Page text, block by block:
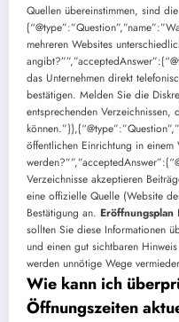
Quellen übereinstimmen, sind
mehreren Websites
das Unternehmen direkt
bestätigen. Melden Sie die
entsprechenden
öffentlichen Einrichtung in einem
Verzeichnisse akzeptieren
eine offizielle Quelle (Website
Bestätigung an. Eröffnungsplan
sollten Sie diese Informationen
und einen gut sichtbaren
werden unnötige Wege
Wie kann ich
Öffnungszeiten